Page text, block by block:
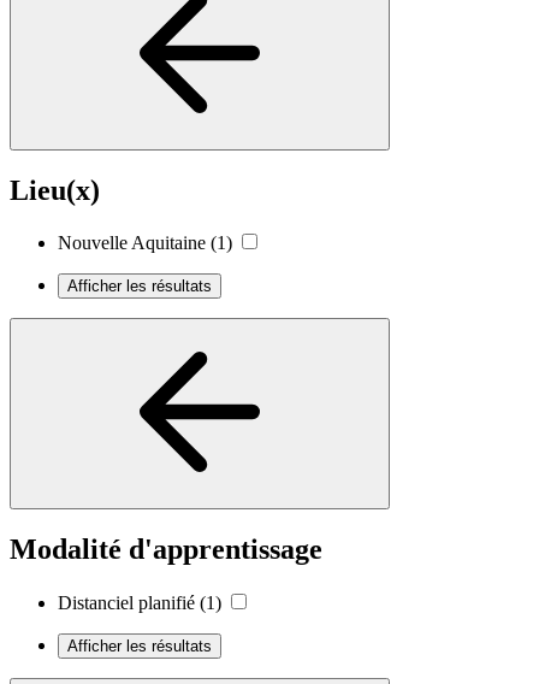
Lieu(x)
Nouvelle Aquitaine (1)
Afficher les résultats
Modalité d'apprentissage
Distanciel planifié (1)
Afficher les résultats